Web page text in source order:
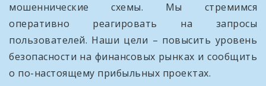
мошеннические схемы. Мы стремимся
оперативно реагировать на запросы
пользователей. Наши цели – повысить уровень
безопасности на финансовых рынках и сообщить
о по-настоящему прибыльных проектах.